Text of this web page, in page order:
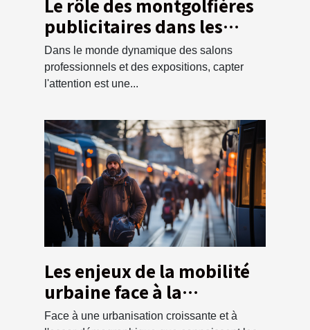
Le rôle des montgolfières
publicitaires dans les
salons professionnels et
les expositions
Dans le monde dynamique des salons
professionnels et des expositions, capter
l'attention est une...
Les enjeux de la mobilité
urbaine face à la
croissance
Face à une urbanisation croissante et à